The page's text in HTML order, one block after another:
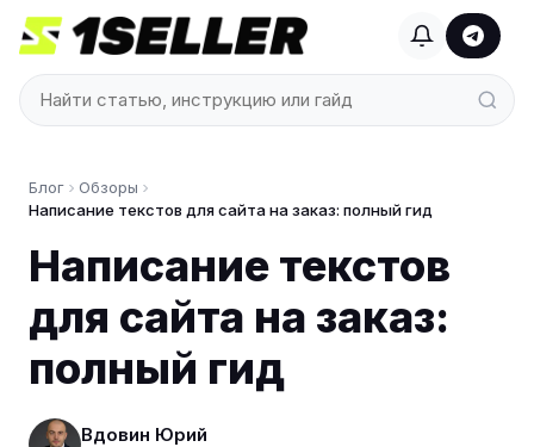
Блог
Обзоры
Написание текстов для сайта на заказ: полный гид
Написание текстов
для сайта на заказ:
полный гид
Вдовин Юрий